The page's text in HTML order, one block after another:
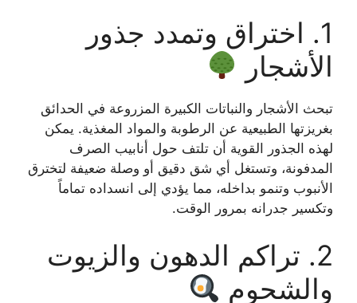
1. اختراق وتمدد جذور
الأشجار
تبحث الأشجار والنباتات الكبيرة المزروعة في الحدائق
بغريزتها الطبيعية عن الرطوبة والمواد المغذية. يمكن
لهذه الجذور القوية أن تلتف حول أنابيب الصرف
المدفونة، وتستغل أي شق دقيق أو وصلة ضعيفة لتخترق
الأنبوب وتنمو بداخله، مما يؤدي إلى انسداده تماماً
وتكسير جدرانه بمرور الوقت.
2. تراكم الدهون والزيوت
والشحوم